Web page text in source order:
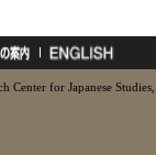
Center for Japanese